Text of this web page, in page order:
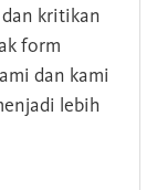
kritikan
form
dan kami
lebih